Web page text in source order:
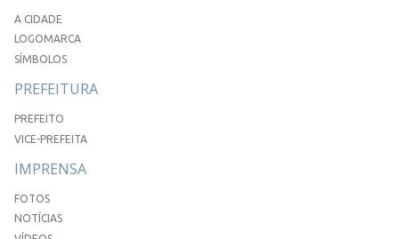
A CIDADE
LOGOMARCA
SÍMBOLOS
PREFEITURA
PREFEITO
VICE-PREFEITA
IMPRENSA
FOTOS
NOTÍCIAS